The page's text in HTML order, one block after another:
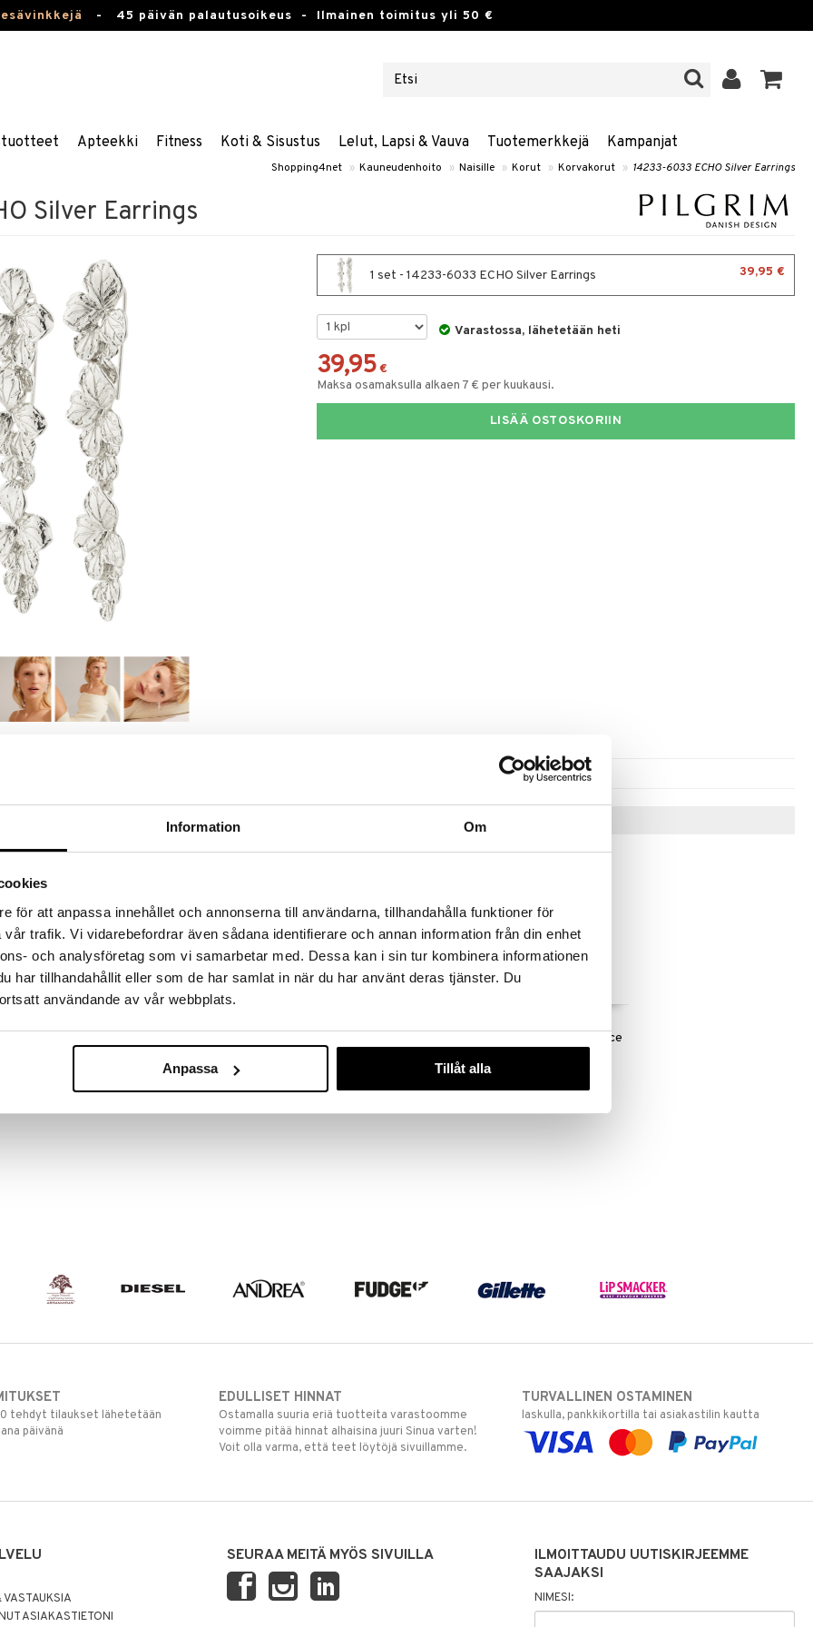
Information Om
för att anpassa innehållet och annonserna till användarna, tillhandahålla funktioner för
trafik. Vi vidarebefordrar även sådana identifierare och annan information från din enhet
och analysföretag som vi samarbetar med. Dessa kan i sin tur kombinera informationen
har tillhandahållit eller som de har samlat in när du har använt deras tjänster. Du
användande av vår webbplats.
Anpassa Tillåt alla
- 45 päivän palautusoikeus - Ilmainen toimitus yli 50 €
Apteekki Fitness Koti & Sisustus Lelut, Lapsi & Vauva Tuotemerkkejä Kampanjat
Shopping4net » Kauneudenhoito » Naisille » Korut » Korvakorut » 14233-6033 ECHO Silver Earrings
Silver Earrings
1 set - 14233-6033 ECHO Silver Earrings 39,95 €
Varastossa, lähetetään heti
39,95 €
Maksa osamaksulla alkaen 7 € per kuukausi.
LISÄÄ OSTOSKORIIN
löydöt kotiin!
tehdä löytöjä suuresta ALEstamme. Juuri
31.8.2026 asti mutta ole nopea -
voivat päästä loppumaan!
ale-löydöt »
sarjan hopeoidut korvakorut ovat ylistys
inspiraationa on luonto. Korvakoruissa on sileä
Huomiota herättävät juhla-asun kanssa,
PILGRIM
Pendant Silver Necklace
29,94
tehdyt tilaukset lähetetään
päivänä
EDULLISET HINNAT
Ostamalla suuria eriä tuotteita varastoomme
voimme pitää hinnat alhaisina juuri Sinua varten!
Voit olla varma, että teet löytöjä sivuillamme.
TURVALLINEN OSTAMINEN
laskulla, pankkikortilla tai asiakastilin kautta
ASIAKASTIETONI
SEURAA MEITÄ MYÖS SIVUILLA
ILMOITTAUDU UUTISKIRJEEMME
SAAJAKSI
NIMESI: